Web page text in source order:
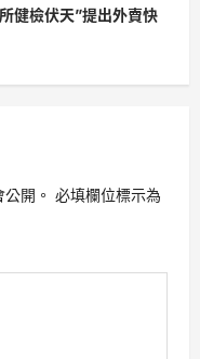
健檢伏天”提出外賣快
開。 必填欄位標示為